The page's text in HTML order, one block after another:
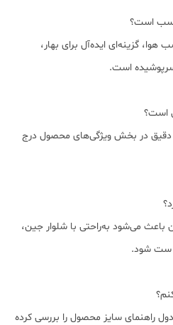
گزینه‌ای ایده‌آل برای بهار،
است.
در بخش ویژگی‌های محصول درج
می‌شود به‌راحتی با شلوار جین،
ست شود.
راهنمای سایز محصول را بررسی کرده